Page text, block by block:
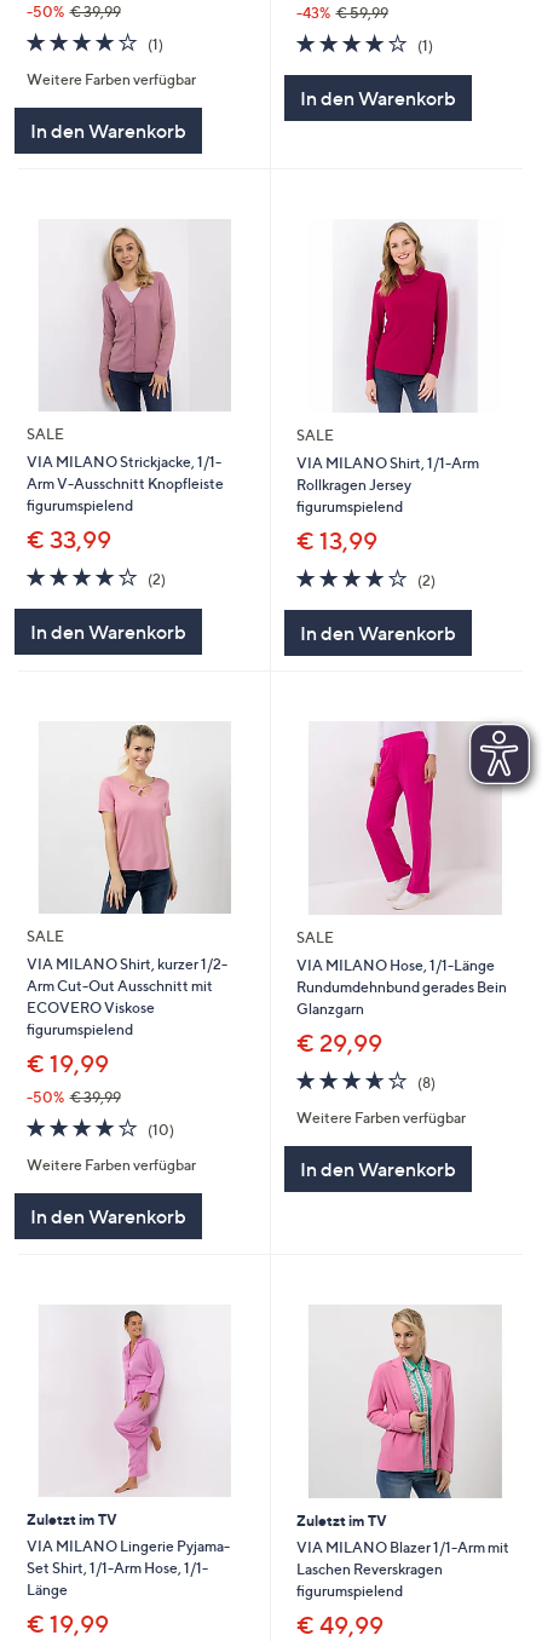
-50% € 39,99
4.0
von
5
(1)
Weitere Farben verfügbar
In den Warenkorb
-43% € 59,99
4.0
von
5
(1)
In den Warenkorb
SALE
VIA MILANO Strickjacke, 1/1-
Arm V-Ausschnitt Knopfleiste
figurumspielend
€ 33,99
4.0
von
(2)
In den Warenkorb
SALE
VIA MILANO Shirt, 1/1-Arm
Rollkragen Jersey
figurumspielend
€ 13,99
4.0
von
(2)
In den Warenkorb
SALE
VIA MILANO Shirt, kurzer 1/2-
Arm Cut-Out Ausschnitt mit
ECOVERO Viskose
figurumspielend
€ 19,99
-50% € 39,99
4.0
von
5
(10)
Weitere Farben verfügbar
In den Warenkorb
SALE
VIA MILANO Hose, 1/1-Länge
Rundumdehnbund gerades Bein
Glanzgarn
€ 29,99
3.6
von
5
(8)
Weitere Farben verfügbar
In den Warenkorb
Zuletzt im TV
VIA MILANO Lingerie Pyjama-
Set Shirt, 1/1-Arm Hose, 1/1-
Länge
€ 19,99
Zuletzt im TV
VIA MILANO Blazer 1/1-Arm mit
Laschen Reverskragen
figurumspielend
€ 49,99